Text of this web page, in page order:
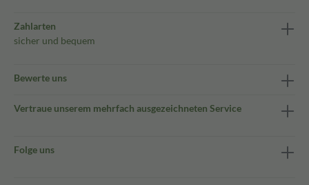
Zahlarten
sicher und bequem
Bewerte uns
Vertraue unserem mehrfach ausgezeichneten Service
Folge uns